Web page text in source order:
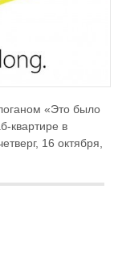
«Это было
квартире в
16 октября,